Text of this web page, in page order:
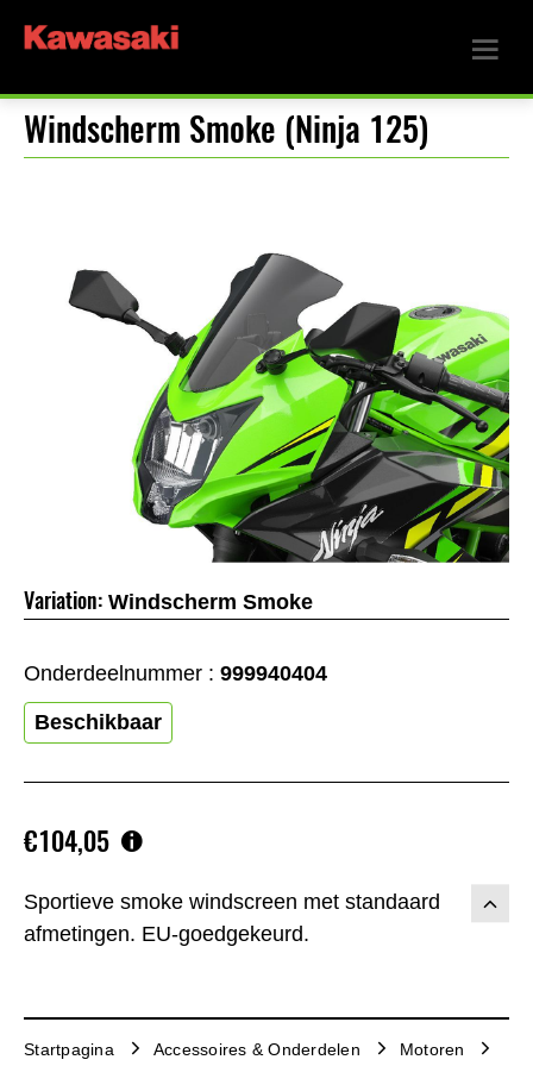
Windscherm Smoke (Ninja 125)
Sportieve smoke windscreen met standaard
afmetingen. EU-goedgekeurd.
€104,05
Variation: Windscherm Smoke
Onderdeelnummer : 999940404
Beschikbaar
Startpagina Accessoires & Onderdelen
Motoren